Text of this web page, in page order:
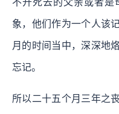
象，他们作为一个人该
月的时间当中，深深地
忘记。
所以二十五个月三年之